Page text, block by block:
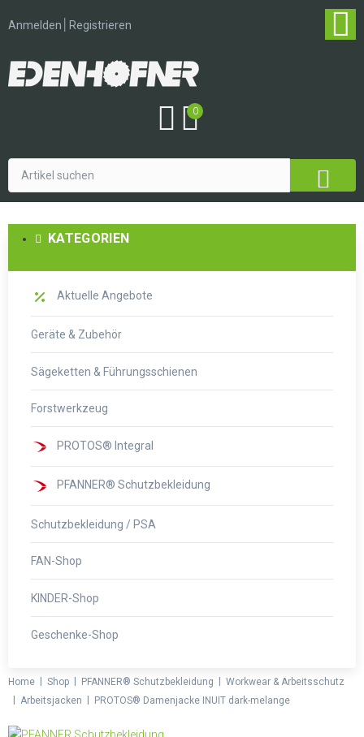
Anmelden Registrieren
0
KATEGORIEN
Aktuelle Angebote
Geräte & Zubehör
Sägeketten & Führungsschienen
Forstwerkzeug
PROTOS® Integral
PFANNER® Schutzbekleidung
Schutzbekleidung / PSA
FAN-Shop
KINDER-Shop
Geschenke-Shop
Home Shop PFANNER® Schutzbekleidung
Workwear & Arbeitsschutz
Arbeitsjacken PROTOS® Damenjacke INUIT dark-melange